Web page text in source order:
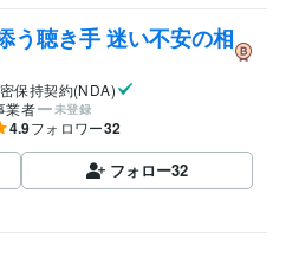
う聴き手 迷い不安の相
保持契約(NDA)
業者
未登録
4.9フォロワー32
フォロー32